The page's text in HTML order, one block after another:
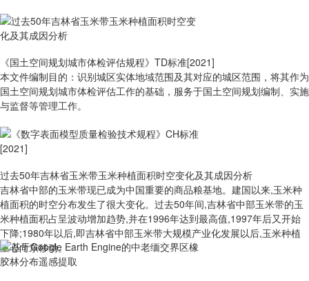
《国土空间规划城市体检评估规程》TD标准[2021]
本文件编制目的：识别城区实体地域范围及其对应的城区范围，将其作为
国土空间规划城市体检评估工作的基础，服务于国土空间规划编制、实施
与监督等管理工作。
过去50年吉林省玉米带玉米种植面积时空变化及其成因分析
吉林省中部的玉米带现已成为中国重要的商品粮基地。建国以来,玉米种
植面积的时空分布发生了很大变化。过去50年间,吉林省中部玉米带的玉
米种植面积占呈波动增加趋势,并在1996年达到最高值,1997年后又开始
下降;1980年以后,即吉林省中部玉米带大规模产业化发展以后,玉米种植
重心向东移动。